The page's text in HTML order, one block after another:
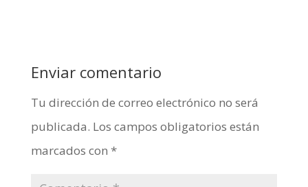
Enviar comentario
Tu dirección de correo electrónico no será
publicada. Los campos obligatorios están
marcados con *